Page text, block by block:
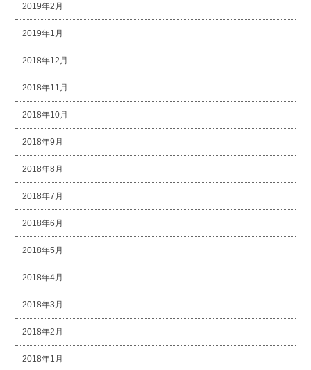
2019年2月
2019年1月
2018年12月
2018年11月
2018年10月
2018年9月
2018年8月
2018年7月
2018年6月
2018年5月
2018年4月
2018年3月
2018年2月
2018年1月